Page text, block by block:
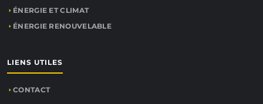
ÉNERGIE ET CLIMAT
ÉNERGIE RENOUVELABLE
LIENS UTILES
CONTACT